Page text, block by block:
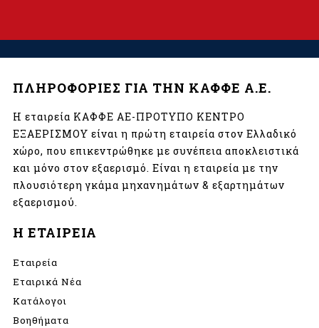
ΠΛΗΡΟΦΟΡΙΕΣ ΓΙΑ ΤΗΝ ΚΑΦΦΕ Α.Ε.
Η εταιρεία ΚΑΦΦΕ ΑΕ-ΠΡΟΤΥΠΟ ΚΕΝΤΡΟ
ΕΞΑΕΡΙΣΜΟΥ είναι η πρώτη εταιρεία στον Ελλαδικό
χώρο, που επικεντρώθηκε με συνέπεια αποκλειστικά
και μόνο στον εξαερισμό. Είναι η εταιρεία με την
πλουσιότερη γκάμα μηχανημάτων & εξαρτημάτων
εξαερισμού.
Η ΕΤΑΙΡΕΙΑ
Εταιρεία
Εταιρικά Νέα
Κατάλογοι
Βοηθήματα